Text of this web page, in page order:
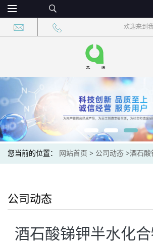
欢迎来到
您当前的位置： 网站首页 > 公司动态 >酒石酸
公司动态
酒石酸锑钾半水化